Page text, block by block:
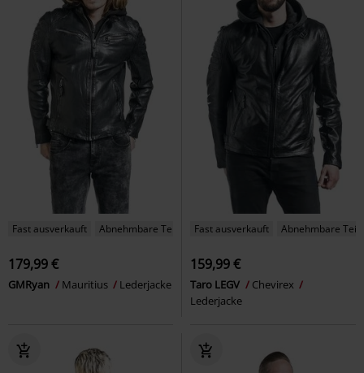
Fast ausverkauft Abnehmbare Teile
179,99 €
GMRyan Mauritius Lederjacke
Fast ausverkauft Abnehmbare Teile
159,99 €
Taro LEGV
Chevirex
Lederjacke